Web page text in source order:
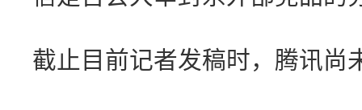
截止目前记者发稿时，腾讯尚